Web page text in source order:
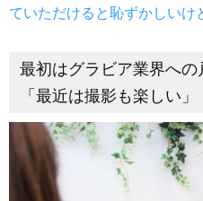
ていただけると恥ずかしいけ
最初はグラビア業界への
「最近は撮影も楽しい」